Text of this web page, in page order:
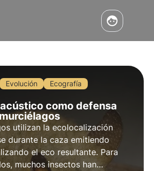
Evolución
Ecografía
como defensa
utilizan la ecolocalización
durante la caza emitiendo
el eco resultante. Para
muchos insectos han